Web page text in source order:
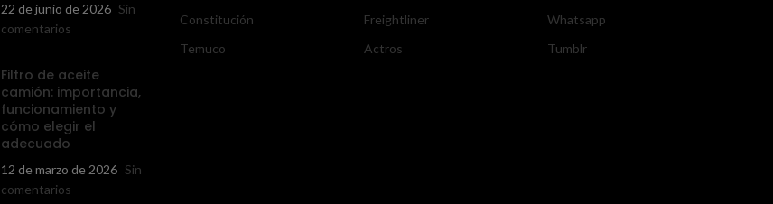
22 de junio de 2026 Sin
comentarios
Filtro de aceite
camión: importancia,
funcionamiento y
cómo elegir el
adecuado
12 de marzo de 2026 Sin
comentarios
Constitución
Temuco
Freightliner
Actros
Whatsapp
Tumblr